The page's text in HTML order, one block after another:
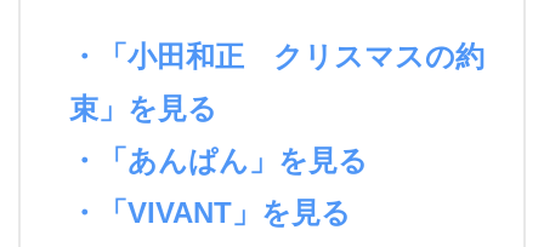
・「小田和正 クリスマスの約
束」を見る
・「あんぱん」を見る
・「VIVANT」を見る